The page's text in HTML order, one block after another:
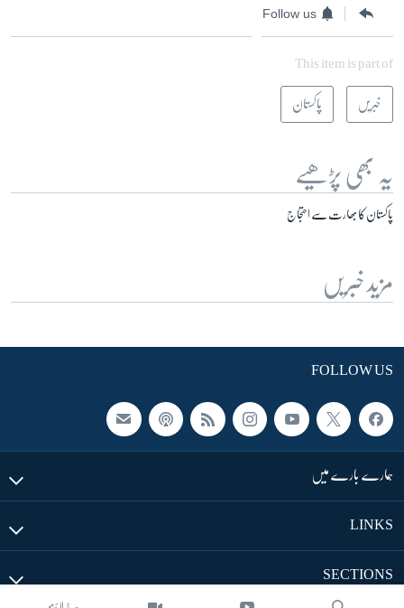
Follow us
This item is part of
خبریں پاکستان
یہ بھی پڑھیے
پاکستان کا بھارت سے احتجاج
مزید خبریں
FOLLOW US
ہمارے بارے میں
LINKS
SECTIONS